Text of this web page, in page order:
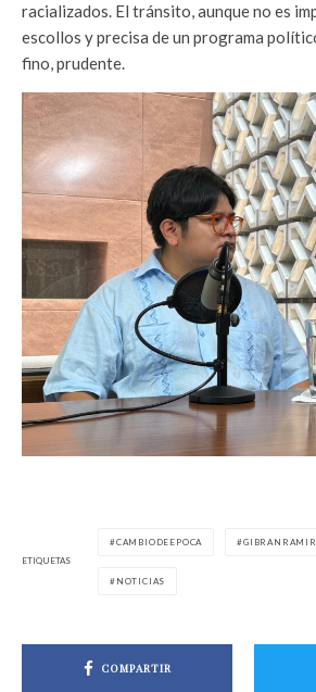
racializados. El tránsito, aunque no es
escollos y precisa de un programa
fino, prudente.
ETIQUETAS
CAMBIODEEPOCA
NOTICIAS
COMPARTIR